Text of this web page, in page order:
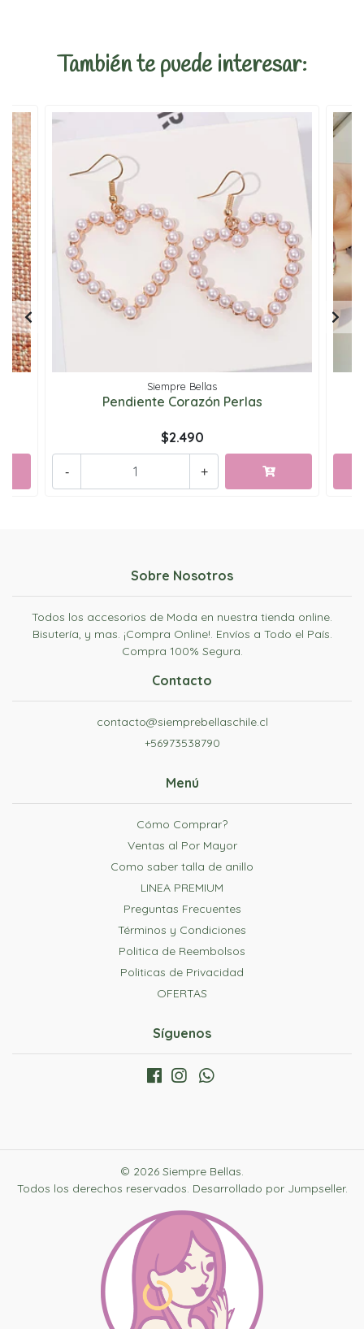
También te puede interesar:
Siempre Bellas
Pendiente Corazón Perlas
$2.490
+
-
Sobre Nosotros
Todos los accesorios de Moda en nuestra tienda online.
Bisutería, y mas. ¡Compra Online!. Envíos a Todo el País.
Compra 100% Segura.
Contacto
contacto@siemprebellaschile.cl
+56973538790
Menú
Cómo Comprar?
Ventas al Por Mayor
Como saber talla de anillo
LINEA PREMIUM
Preguntas Frecuentes
Términos y Condiciones
Politica de Reembolsos
Politicas de Privacidad
OFERTAS
Síguenos
© 2026 Siempre Bellas.
Todos los derechos reservados. Desarrollado por Jumpseller.